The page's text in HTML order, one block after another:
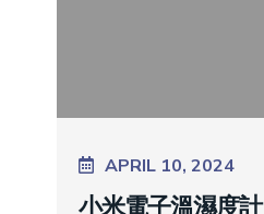
APRIL 10, 2024
小米電子溫濕度計